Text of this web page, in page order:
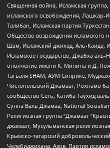
Священная война, Исламская
исламского освобождения, Лашкар-
Талибан, Исламская партия
Общество возрождения исламского
Шам, Исламский джихад, Аль-Каида,
Исламское государство, Джабха
ополчение имени К. Минина и Д.
Тагьаля SHAM, АУМ Синрике,
Чистопольский Джамаат, Рохнамо
сообщество Сеть, Катиба Таухид
Сунна Валь Джамаа, National
Религиозная группа “Джамаат
джамаат, Мусульманская
Крымско-татарский
Челебиджихана, Азов, Партия